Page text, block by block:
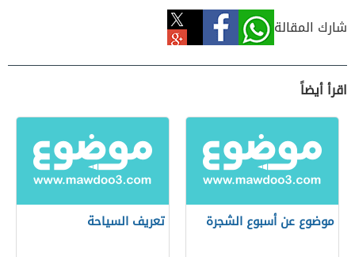
شارك المقالة
اقرأ أيضاً
موضوع عن أسبوع الشجرة تعريف السياحة